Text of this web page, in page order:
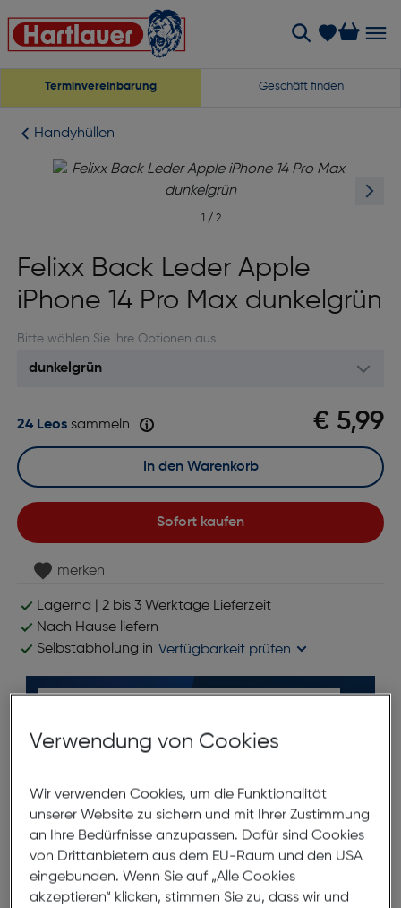
Terminvereinbarung Geschäft finden
Handyhüllen
1 / 2
Felixx Back Leder Apple
iPhone 14 Pro Max dunkelgrün
Bitte wählen Sie Ihre Optionen aus
€ 5,99
24 Leossammeln
Sofort kaufen
In den Warenkorb
merken
Lagernd | 2 bis 3 Werktage Lieferzeit
Nach Hause liefern
Selbstabholung in Verfügbarkeit prüfen
Produktbeschreibung
Felixx Back Leder Apple iPhone 14
Verwendung von Cookies
Wir verwenden Cookies, um die Funktionalität
unserer Website zu sichern und mit Ihrer Zustimmung
an Ihre Bedürfnisse anzupassen. Dafür sind Cookies
von Drittanbietern aus dem EU-Raum und den USA
eingebunden. Wenn Sie auf „Alle Cookies
akzeptieren“ klicken, stimmen Sie zu, dass wir und